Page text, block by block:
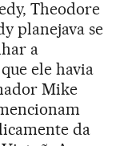
Theodore
planejava se
a
ele havia
Mike
da